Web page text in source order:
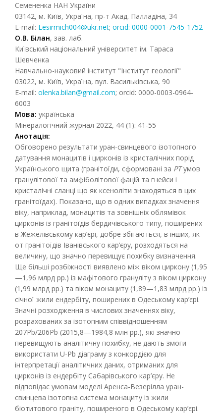
Семененка НАН України
03142, м. Київ, Україна, пр-т Акад. Палладіна, 34
E-mail: Lesirmich004@ukr.net; orcid: 0000-0001-7545-1752
О.В. Білан, зав. лаб.
Київський національний університет ім. Тараса
Шевченка
Навчально-науковий інститут "Інститут геології"
03022, м. Київ, Україна, вул. Васильківська, 90
E-mail: olenka.bilan@gmail.com; orcid: 0000-0003-0964-
6003
Мова: українська
Мінералогічний журнал 2022, 44 (1): 41-55
Анотація:
Обговорено результати уран-свинцевого ізотопного
датування монацитів і цирконів із кристалічних порід
Українського щита (гранітоїди, сформовані за РТумов
гранулітової та амфіболітової фацій та гнейси і
кристалічні сланці що як ксеноліти знаходяться в цих
гранітоїдах). Показано, що в одних випадках значення
віку, наприклад, монацитів та зовнішніх облямівок
цирконів із гранітоїдів бердичівського типу, поширених
в Жежелівському кар’єрі, добре збігаються, в інших, як
от гранітоїдів Іванівського кар’єру, розходяться на
величину, що значно перевищує похибку визначення.
Ще більші розбіжності виявлено між віком циркону (1,95
—1,96 млрд рр.) із мафітового грануліту з віком циркону
(1,99 млрд рр.) та віком монациту (1,89—1,83 млрд рр.) із
січної жили ендербіту, поширених в Одеському кар’єрі.
Значні розходження в числових значеннях віку,
розрахованих за ізотопним співвідношенням
207Pb/206Pb (2015,8—1984,8 млн рр.), які значно
перевищують аналітичну похибку, не дають змоги
використати U-Pb діаграму з конкордією для
інтерпретації аналітичних даних, отриманих для
цирконів із ендербіту Сабарівського кар’єру. Не
відповідає умовам моделі Аренса-Везерілла уран-
свинцева ізотопна система монациту із жили
біотитового граніту, поширеного в Одеському кар’єрі.